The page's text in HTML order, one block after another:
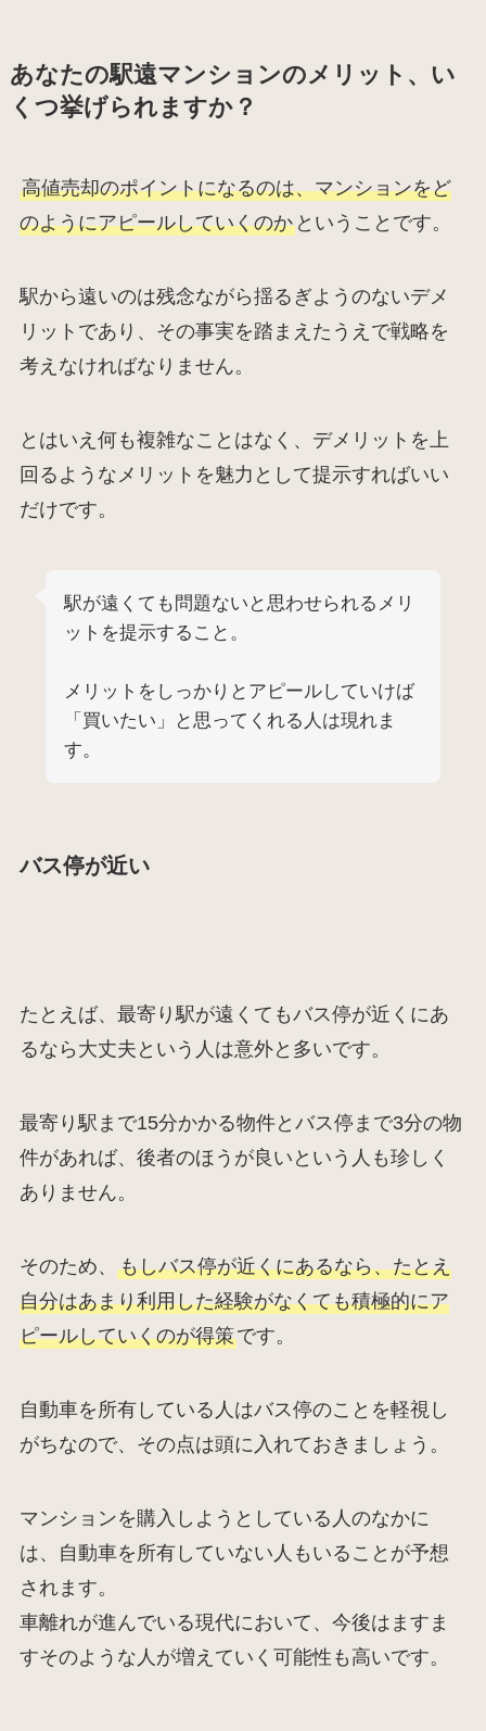
あなたの駅遠マンションのメリット、い
くつ挙げられますか？
高値売却のポイントになるのは、マンションをど
のようにアピールしていくのかということです。
駅から遠いのは残念ながら揺るぎようのないデメ
リットであり、その事実を踏まえたうえで戦略を
考えなければなりません。
とはいえ何も複雑なことはなく、デメリットを上
回るようなメリットを魅力として提示すればいい
だけです。
駅が遠くても問題ないと思わせられるメリ
ットを提示すること。
メリットをしっかりとアピールしていけば
「買いたい」と思ってくれる人は現れま
す。
バス停が近い
たとえば、最寄り駅が遠くてもバス停が近くにあ
るなら大丈夫という人は意外と多いです。
最寄り駅まで15分かかる物件とバス停まで3分の物
件があれば、後者のほうが良いという人も珍しく
ありません。
そのため、 もしバス停が近くにあるなら、たとえ
自分はあまり利用した経験がなくても積極的にア
ピールしていくのが得策です。
自動車を所有している人はバス停のことを軽視し
がちなので、その点は頭に入れておきましょう。
マンションを購入しようとしている人のなかに
は、自動車を所有していない人もいることが予想
されます。
車離れが進んでいる現代において、今後はますま
すそのような人が増えていく可能性も高いです。